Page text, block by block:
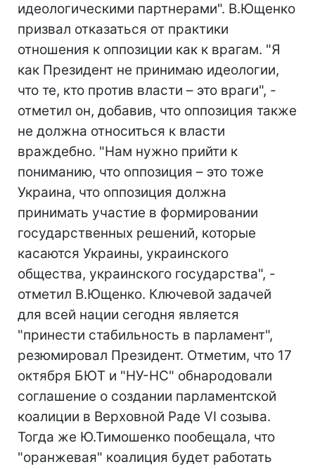
идеологическими партнерами". В.Ющенко
призвал отказаться от практики
отношения к оппозиции как к врагам. "Я
как Президент не принимаю идеологии,
что те, кто против власти – это враги", -
отметил он, добавив, что оппозиция также
не должна относиться к власти
враждебно. "Нам нужно прийти к
пониманию, что оппозиция – это тоже
Украина, что оппозиция должна
принимать участие в формировании
государственных решений, которые
касаются Украины, украинского
общества, украинского государства", -
отметил В.Ющенко. Ключевой задачей
для всей нации сегодня является
"принести стабильность в парламент",
резюмировал Президент. Отметим, что 17
октября БЮТ и "НУ-НС" обнародовали
соглашение о создании парламентской
коалиции в Верховной Раде VI созыва.
Тогда же Ю.Тимошенко пообещала, что
"оранжевая" коалиция будет работать